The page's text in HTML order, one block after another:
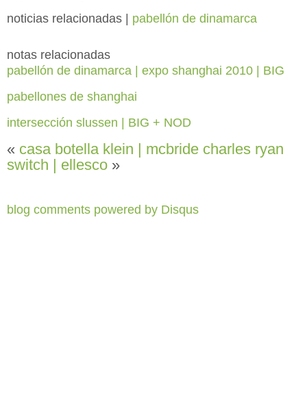
noticias relacionadas | pabellón de dinamarca
notas relacionadas
pabellón de dinamarca | expo shanghai 2010 | BIG
pabellones de shanghai
intersección slussen | BIG + NOD
« casa botella klein | mcbride charles ryan
switch | ellesco »
blog comments powered by Disqus